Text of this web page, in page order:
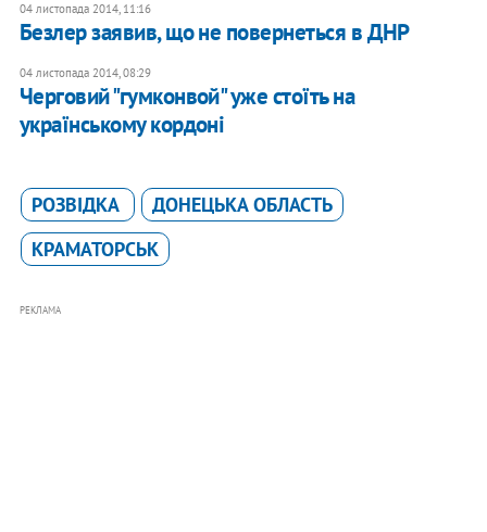
04 листопада 2014, 11:16
Безлер заявив, що не повернеться в ДНР
04 листопада 2014, 08:29
Черговий "гумконвой" уже стоїть на
українському кордоні
РОЗВІДКА
ДОНЕЦЬКА ОБЛАСТЬ
КРАМАТОРСЬК
РЕКЛАМА